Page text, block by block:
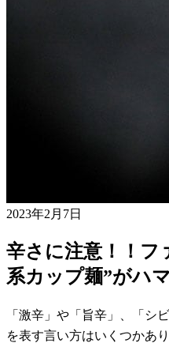
2023年2月7日
辛さに注意！！フ
系カップ麺”がハ
「激辛」や「旨辛」、「シ
を表す言い方はいくつかあ